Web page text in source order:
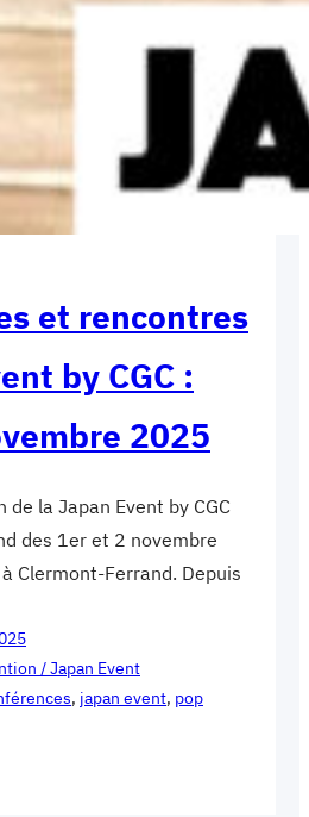
et rencontres
by CGC :
2025
de la Japan Event by CGC
des 1er et 2 novembre
Clermont-Ferrand. Depuis
/ Japan Event
, japan event, pop